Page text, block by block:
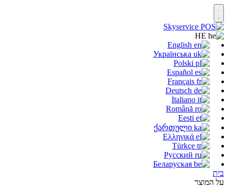
English
Українська
Polski
Español
Français
Deutsch
Italiano
Română
Eesti
ქართული
Ελληνικά
Türkçe
Русский
Беларуская
בית
על המוצר